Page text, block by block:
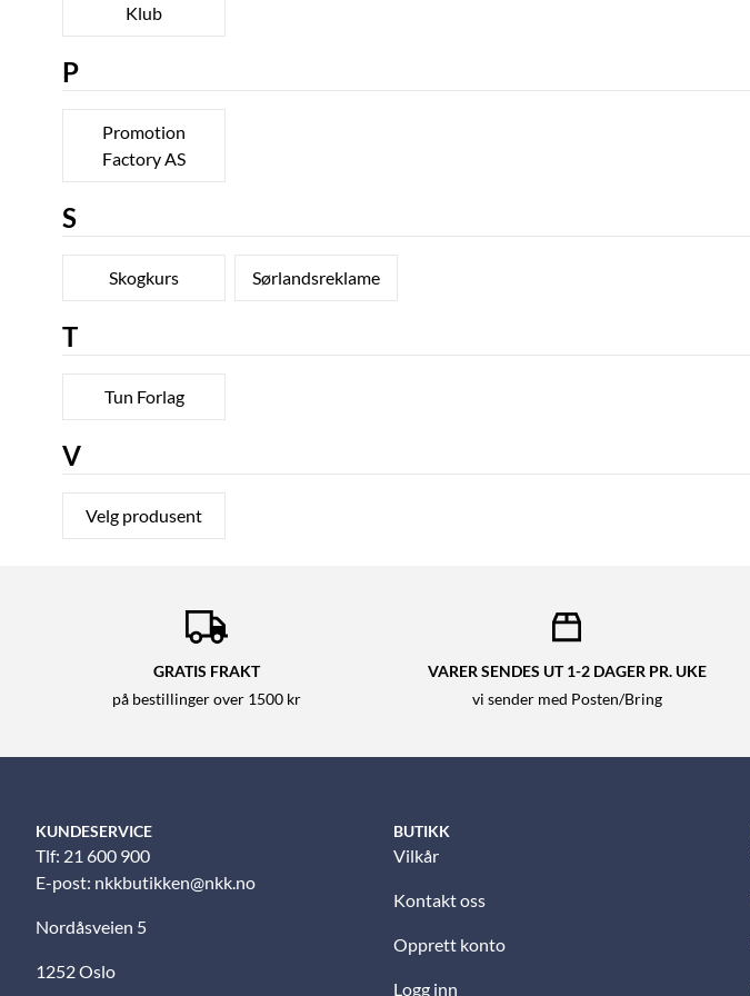
Klub
P
Promotion
Factory AS
S
Skogkurs Sørlandsreklame
T
Tun Forlag
V
Velg produsent
GRATIS FRAKT
på bestillinger over 1500 kr
VARER SENDES UT 1-2 DAGER PR. UKE
vi sender med Posten/Bring
KUNDESERVICE
Tlf: 21 600 900
E-post: nkkbutikken@nkk.no
Nordåsveien 5
1252 Oslo
BUTIKK
Vilkår
Kontakt oss
Opprett konto
Logg inn